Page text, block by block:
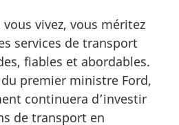
vivez, vous méritez
services de transport
fiables et abordables.
premier ministre Ford,
continuera d’investir
de transport en